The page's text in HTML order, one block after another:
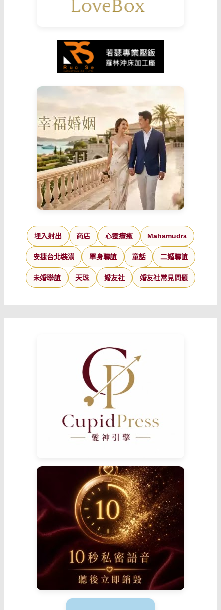
埋入射出 商店 心靈療癒 Mahamudra
安捷台北裝潢 單身聯誼 童話 二婚聯誼
未婚聯誼 天珠 婚友社 婚友社常見問題